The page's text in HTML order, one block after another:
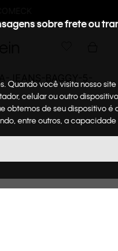
sobre frete ou
Quando você visita nosso
celular ou outro
obtemos de seu dispositivo
entre outros, a